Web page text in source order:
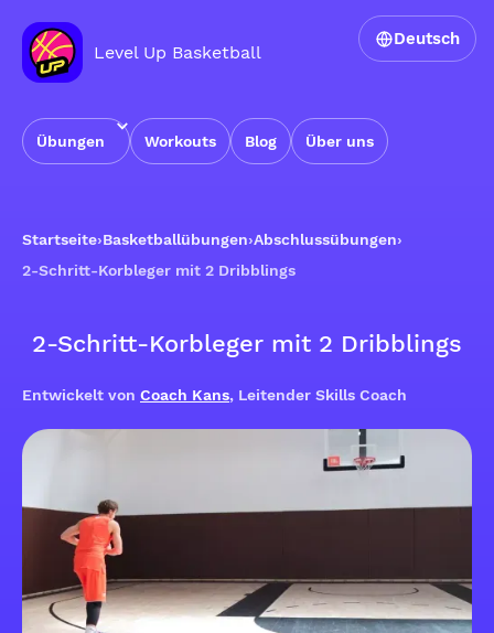
Level Up Basketball
Übungen Workouts Blog Über uns
Deutsch
Startseite›Basketballübungen›Abschlussübungen›
2-Schritt-Korbleger mit 2 Dribblings
2-Schritt-Korbleger mit 2 Dribblings
Entwickelt von Coach Kans, Leitender Skills Coach